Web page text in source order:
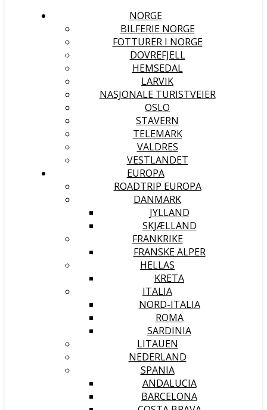
NORGE
BILFERIE NORGE
FOTTURER I NORGE
DOVREFJELL
HEMSEDAL
LARVIK
NASJONALE TURISTVEIER
OSLO
STAVERN
TELEMARK
VALDRES
VESTLANDET
EUROPA
ROADTRIP EUROPA
DANMARK
JYLLAND
SKJÆLLAND
FRANKRIKE
FRANSKE ALPER
HELLAS
KRETA
ITALIA
NORD-ITALIA
ROMA
SARDINIA
LITAUEN
NEDERLAND
SPANIA
ANDALUCIA
BARCELONA